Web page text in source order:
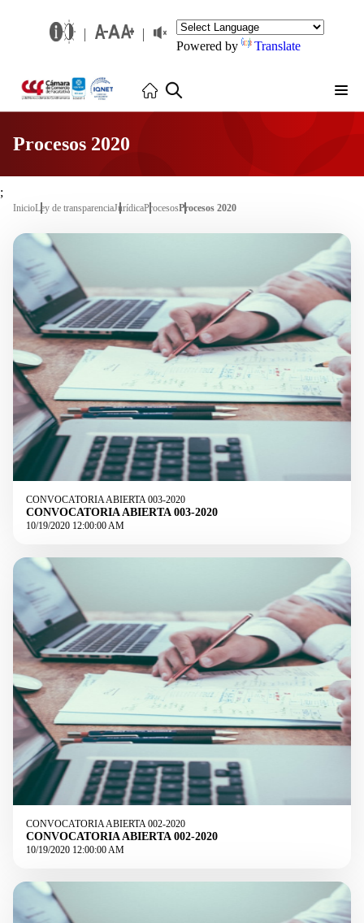
Powered by Translate
Procesos 2020
;
InicioLey de transparenciaJurídicaProcesosProcesos 2020
CONVOCATORIA ABIERTA 003-2020
CONVOCATORIA ABIERTA 003-2020
10/19/2020 12:00:00 AM
CONVOCATORIA ABIERTA 002-2020
CONVOCATORIA ABIERTA 002-2020
10/19/2020 12:00:00 AM